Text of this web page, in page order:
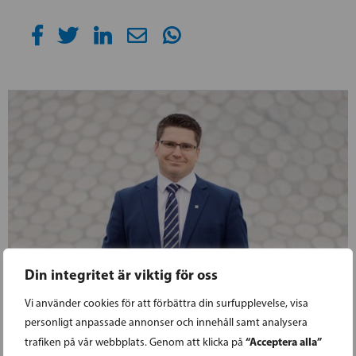
Din integritet är viktig för oss
Vi använder cookies för att förbättra din surfupplevelse, visa
personligt anpassade annonser och innehåll samt analysera
trafiken på vår webbplats. Genom att klicka på “Acceptera alla”
15.04.2021